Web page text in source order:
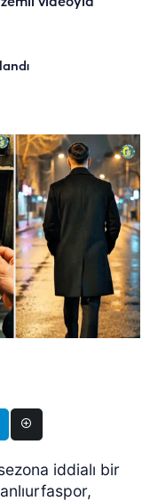
iddialı bir